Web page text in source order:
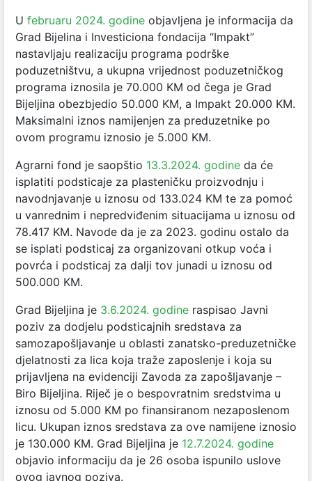
U februaru 2024. godine objavljena je informacija da
Grad Bijelina i Investiciona fondacija “Impakt”
nastavljaju realizaciju programa podrške
poduzetništvu, a ukupna vrijednost poduzetničkog
programa iznosila je 70.000 KM od čega je Grad
Bijeljina obezbjedio 50.000 KM, a Impakt 20.000 KM.
Maksimalni iznos namijenjen za preduzetnike po
ovom programu iznosio je 5.000 KM.
Agrarni fond je saopštio 13.3.2024. godine da će
isplatiti podsticaje za plasteničku proizvodnju i
navodnjavanje u iznosu od 133.024 KM te za pomoć
u vanrednim i nepredviđenim situacijama u iznosu od
78.417 KM. Navode da je za 2023. godinu ostalo da
se isplati podsticaj za organizovani otkup voća i
povrća i podsticaj za dalji tov junadi u iznosu od
500.000 KM.
Grad Bijeljina je 3.6.2024. godine raspisao Javni
poziv za dodjelu podsticajnih sredstava za
samozapošljavanje u oblasti zanatsko-preduzetničke
djelatnosti za lica koja traže zaposlenje i koja su
prijavljena na evidenciji Zavoda za zapošljavanje –
Biro Bijeljina. Riječ je o bespovratnim sredstvima u
iznosu od 5.000 KM po finansiranom nezaposlenom
licu. Ukupan iznos sredstava za ove namijene iznosio
je 130.000 KM. Grad Bijeljina je 12.7.2024. godine
objavio informaciju da je 26 osoba ispunilo uslove
ovog javnog poziva.